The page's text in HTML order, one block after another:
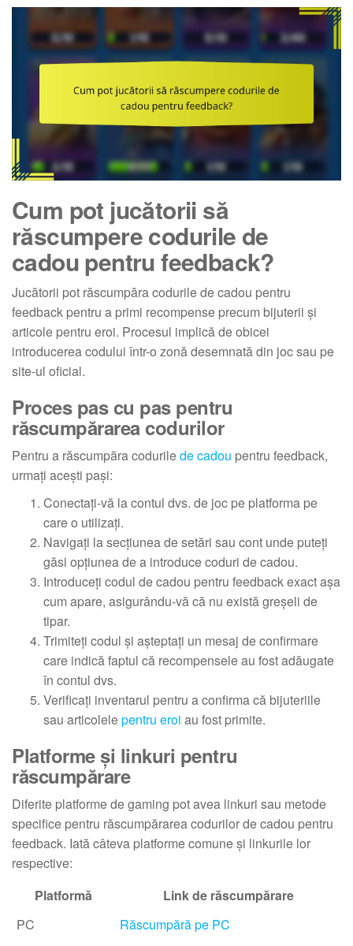
Cum pot jucătorii să
răscumpere codurile de
cadou pentru feedback?
Jucătorii pot răscumpăra codurile de cadou pentru
feedback pentru a primi recompense precum bijuterii și
articole pentru eroi. Procesul implică de obicei
introducerea codului într-o zonă desemnată din joc sau pe
site-ul oficial.
Proces pas cu pas pentru
răscumpărarea codurilor
Pentru a răscumpăra codurilede cadou pentru feedback,
urmați acești pași:
Conectați-vă la contul dvs. de joc pe platforma pe
care o utilizați.
Navigați la secțiunea de setări sau cont unde puteți
găsi opțiunea de a introduce coduri de cadou.
Introduceți codul de cadou pentru feedback exact așa
cum apare, asigurându-vă că nu există greșeli de
tipar.
Trimiteți codul și așteptați un mesaj de confirmare
care indică faptul că recompensele au fost adăugate
în contul dvs.
Verificați inventarul pentru a confirma că bijuteriile
sau articolelepentru eroi au fost primite.
Platforme și linkuri pentru
răscumpărare
Diferite platforme de gaming pot avea linkuri sau metode
specifice pentru răscumpărarea codurilor de cadou pentru
feedback. Iată câteva platforme comune și linkurile lor
respective:
Platformă
Link de răscumpărare
PC
Răscumpără pe PC